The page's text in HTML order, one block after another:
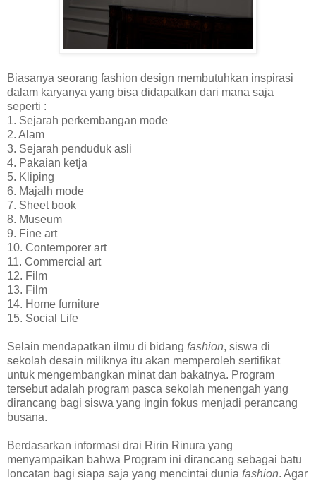
Biasanya seorang fashion design membutuhkan inspirasi
dalam karyanya yang bisa didapatkan dari mana saja
seperti :
1. Sejarah perkembangan mode
2. Alam
3. Sejarah penduduk asli
4. Pakaian ketja
5. Kliping
6. Majalh mode
7. Sheet book
8. Museum
9. Fine art
10. Contemporer art
11. Commercial art
12. Film
13. Film
14. Home furniture
15. Social Life
Selain mendapatkan ilmu di bidang fashion, siswa di
sekolah desain miliknya itu akan memperoleh sertifikat
untuk mengembangkan minat dan bakatnya. Program
tersebut adalah program pasca sekolah menengah yang
dirancang bagi siswa yang ingin fokus menjadi perancang
busana.
Berdasarkan informasi drai Ririn Rinura yang
menyampaikan bahwa Program ini dirancang sebagai batu
loncatan bagi siapa saja yang mencintai dunia fashion. Agar